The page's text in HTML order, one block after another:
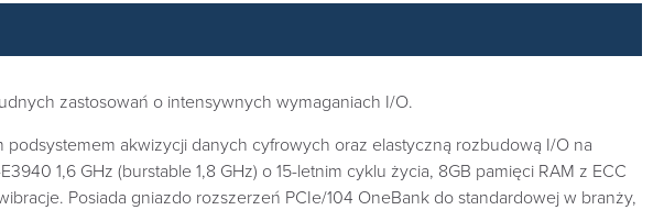
zastosowań o intensywnych wymaganiach I/O.
podsystemem akwizycji danych cyfrowych oraz elastyczną rozbudową I/O na
1,6 GHz (burstable 1,8 GHz) o 15-letnim cyklu życia, 8GB pamięci RAM z ECC
Posiada gniazdo rozszerzeń PCIe/104 OneBank do standardowej w branży,